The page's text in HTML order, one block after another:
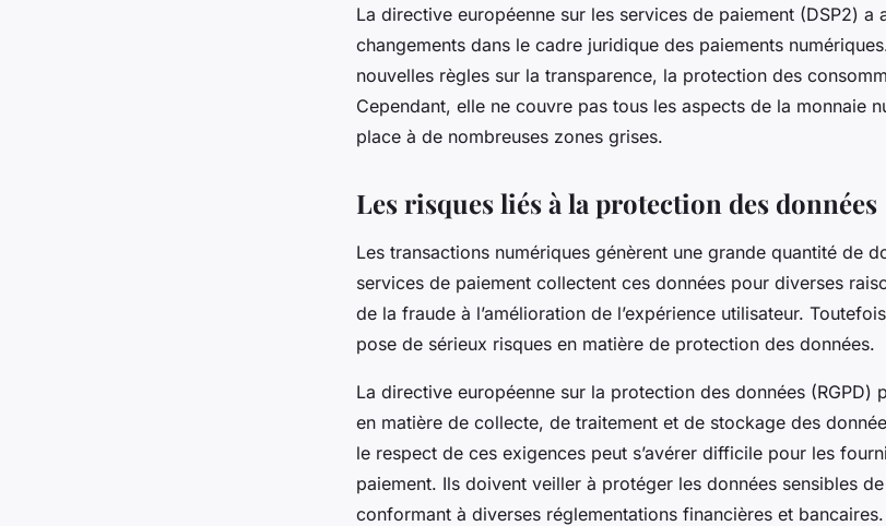
La directive européenne sur les services de paiement (DSP2) a
changements dans le cadre juridique des paiements
nouvelles règles sur la transparence, la protection des
Cependant, elle ne couvre pas tous les aspects de la monnaie
place à de nombreuses zones grises.
Les risques liés à la protection des données
Les transactions numériques génèrent une grande quantité de
services de paiement collectent ces données pour diverses
de la fraude à l’amélioration de l’expérience utilisateur.
pose de sérieux risques en matière de protection des données.
La directive européenne sur la protection des données (RGPD)
en matière de collecte, de traitement et de stockage des
le respect de ces exigences peut s’avérer difficile pour les
paiement. Ils doivent veiller à protéger les données sensibles
conformant à diverses réglementations financières et bancaires.